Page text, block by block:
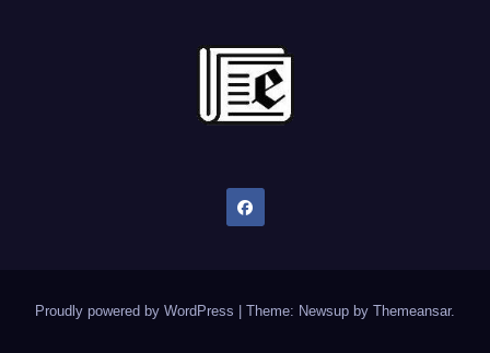
Proudly powered by WordPress Theme: Newsup by Themeansar.